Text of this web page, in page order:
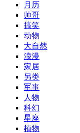
月历
帅哥
搞笑
动物
大自然
浪漫
家居
另类
军事
人物
科幻
星座
植物